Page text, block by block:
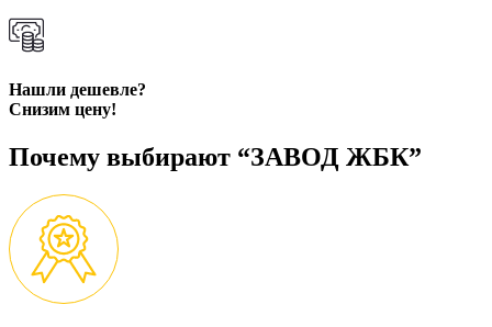
Нашли дешевле?
Снизим цену!
Почему выбирают “ЗАВОД ЖБК”